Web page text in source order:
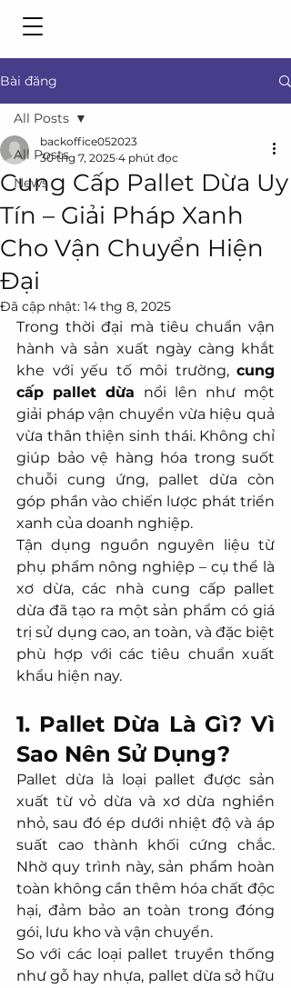
Bài đăng
All Posts
News
All Posts
Cung Cấp Pallet Dừa Uy
Tín – Giải Pháp Xanh
Cho Vận Chuyển Hiện
Đại
backoffice052023
30 thg 7, 2025 4 phút đọc
Đã cập nhật: 14 thg 8, 2025
Trong thời đại mà tiêu chuẩn vận
hành và sản xuất ngày càng khắt
khe với yếu tố môi trường, cung
cấp pallet dừa nổi lên như một
giải pháp vận chuyển vừa hiệu quả
vừa thân thiện sinh thái. Không chỉ
giúp bảo vệ hàng hóa trong suốt
chuỗi cung ứng, pallet dừa còn
góp phần vào chiến lược phát triển
xanh của doanh nghiệp.
Tận dụng nguồn nguyên liệu từ
phụ phẩm nông nghiệp – cụ thể là
xơ dừa, các nhà cung cấp pallet
dừa đã tạo ra một sản phẩm có giá
trị sử dụng cao, an toàn, và đặc biệt
phù hợp với các tiêu chuẩn xuất
khẩu hiện nay.
1. Pallet Dừa Là Gì? Vì
Sao Nên Sử Dụng?
Pallet dừa là loại pallet được sản
xuất từ vỏ dừa và xơ dừa nghiền
nhỏ, sau đó ép dưới nhiệt độ và áp
suất cao thành khối cứng chắc.
Nhờ quy trình này, sản phẩm hoàn
toàn không cần thêm hóa chất độc
hại, đảm bảo an toàn trong đóng
gói, lưu kho và vận chuyển.
So với các loại pallet truyền thống
như gỗ hay nhựa, pallet dừa sở hữu